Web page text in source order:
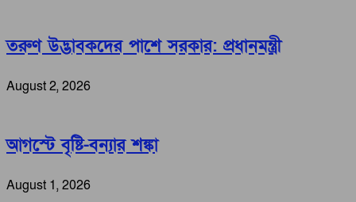
তরুণ উদ্ভাবকদের পাশে সরকার: প্রধানমন্ত্রী
August 2, 2026
আগস্টে বৃষ্টি-বন্যার শঙ্কা
August 1, 2026